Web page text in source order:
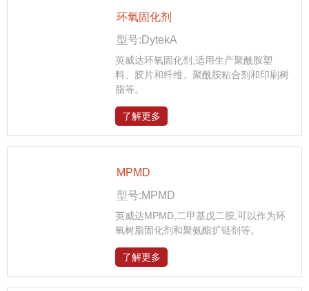
环氧固化剂
型号:DytekA
英威达环氧固化剂,适用生产聚酰胺塑
料、胶片和纤维、聚酰胺粘合剂和印刷树
脂等。
了解更多
MPMD
型号:MPMD
英威达MPMD,二甲基戊二胺,可以作为环
氧树脂固化剂和聚氨酯扩链剂等。
了解更多